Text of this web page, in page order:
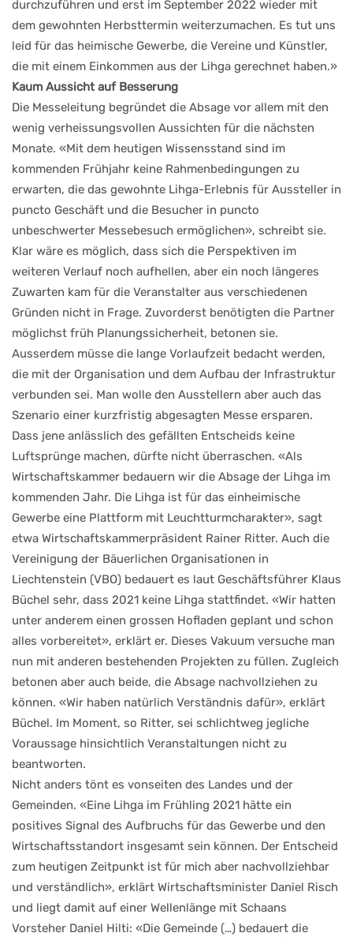
durchzuführen und erst im September 2022 wieder mit
dem gewohnten Herbsttermin weiterzumachen. Es tut uns
leid für das heimische Gewerbe, die Vereine und Künstler,
die mit einem Einkommen aus der Lihga gerechnet haben.»
Kaum Aussicht auf Besserung
Die Messeleitung begründet die Absage vor allem mit den
wenig verheissungsvollen Aussichten für die nächsten
Monate. «Mit dem heutigen Wissensstand sind im
kommenden Frühjahr keine Rahmenbedingungen zu
erwarten, die das gewohnte Lihga-Erlebnis für Aussteller in
puncto Geschäft und die Besucher in puncto
unbeschwerter Messebesuch ermöglichen», schreibt sie.
Klar wäre es möglich, dass sich die Perspektiven im
weiteren Verlauf noch aufhellen, aber ein noch längeres
Zuwarten kam für die Veranstalter aus verschiedenen
Gründen nicht in Frage. Zuvorderst benötigten die Partner
möglichst früh Planungssicherheit, betonen sie.
Ausserdem müsse die lange Vorlaufzeit bedacht werden,
die mit der Organisation und dem Aufbau der Infrastruktur
verbunden sei. Man wolle den Ausstellern aber auch das
Szenario einer kurzfristig abgesagten Messe ersparen.
Dass jene anlässlich des gefällten Entscheids keine
Luftsprünge machen, dürfte nicht überraschen. «Als
Wirtschaftskammer bedauern wir die Absage der Lihga im
kommenden Jahr. Die Lihga ist für das einheimische
Gewerbe eine Plattform mit Leuchtturmcharakter», sagt
etwa Wirtschaftskammerpräsident Rainer Ritter. Auch die
Vereinigung der Bäuerlichen Organisationen in
Liechtenstein (VBO) bedauert es laut Geschäftsführer Klaus
Büchel sehr, dass 2021 keine Lihga stattfindet. «Wir hatten
unter anderem einen grossen Hofladen geplant und schon
alles vorbereitet», erklärt er. Dieses Vakuum versuche man
nun mit anderen bestehenden Projekten zu füllen. Zugleich
betonen aber auch beide, die Absage nachvollziehen zu
können. «Wir haben natürlich Verständnis dafür», erklärt
Büchel. Im Moment, so Ritter, sei schlichtweg jegliche
Voraussage hinsichtlich Veranstaltungen nicht zu
beantworten.
Nicht anders tönt es vonseiten des Landes und der
Gemeinden. «Eine Lihga im Frühling 2021 hätte ein
positives Signal des Aufbruchs für das Gewerbe und den
Wirtschaftsstandort insgesamt sein können. Der Entscheid
zum heutigen Zeitpunkt ist für mich aber nachvollziehbar
und verständlich», erklärt Wirtschaftsminister Daniel Risch
und liegt damit auf einer Wellenlänge mit Schaans
Vorsteher Daniel Hilti: «Die Gemeinde (…) bedauert die